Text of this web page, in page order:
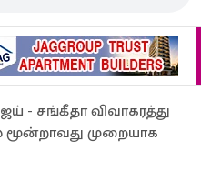
- சங்கீதா விவாகரத்து
மூன்றாவது முறையாக